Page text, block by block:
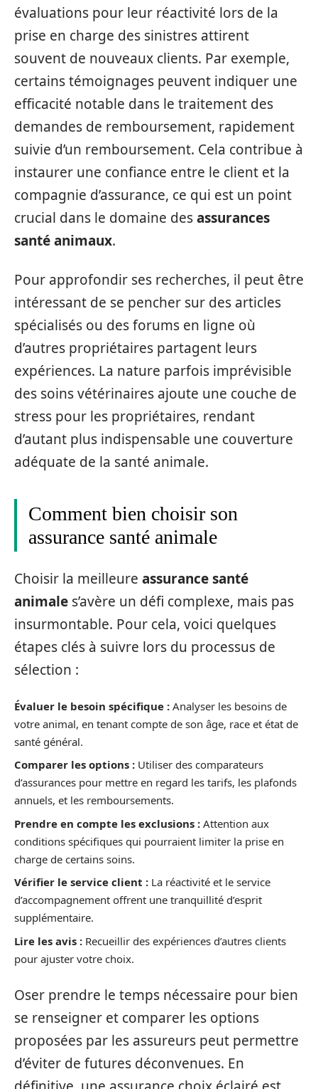
évaluations pour leur réactivité lors de la
prise en charge des sinistres attirent
souvent de nouveaux clients. Par exemple,
certains témoignages peuvent indiquer une
efficacité notable dans le traitement des
demandes de remboursement, rapidement
suivie d’un remboursement. Cela contribue à
instaurer une confiance entre le client et la
compagnie d’assurance, ce qui est un point
crucial dans le domaine desassurances
santé animaux.
Pour approfondir ses recherches, il peut être
intéressant de se pencher sur des articles
spécialisés ou des forums en ligne où
d’autres propriétaires partagent leurs
expériences. La nature parfois imprévisible
des soins vétérinaires ajoute une couche de
stress pour les propriétaires, rendant
d’autant plus indispensable une couverture
adéquate de la santé animale.
Comment bien choisir son
assurance santé animale
Choisir la meilleure assurance santé
animale s’avère un défi complexe, mais pas
insurmontable. Pour cela, voici quelques
étapes clés à suivre lors du processus de
sélection :
Évaluer le besoin spécifique : Analyser les besoins de
votre animal, en tenant compte de son âge, race et état de
santé général.
Comparer les options : Utiliser des comparateurs
d’assurances pour mettre en regard les tarifs, les plafonds
annuels, et les remboursements.
Prendre en compte les exclusions : Attention aux
conditions spécifiques qui pourraient limiter la prise en
charge de certains soins.
Vérifier le service client : La réactivité et le service
d’accompagnement offrent une tranquillité d’esprit
supplémentaire.
Lire les avis : Recueillir des expériences d’autres clients
pour ajuster votre choix.
Oser prendre le temps nécessaire pour bien
se renseigner et comparer les options
proposées par les assureurs peut permettre
d’éviter de futures déconvenues. En